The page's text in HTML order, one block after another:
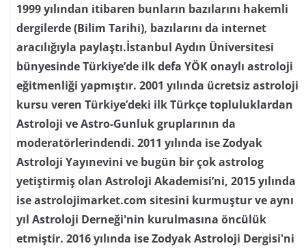
1999 yılından itibaren bunların bazılarını hakemli
dergilerde (Bilim Tarihi), bazılarını da internet
aracılığıyla paylaştı.İstanbul Aydın Üniversitesi
bünyesinde Türkiye’de ilk defa YÖK onaylı astroloji
eğitmenliği yapmıştır. 2001 yılında ücretsiz astroloji
kursu veren Türkiye’deki ilk Türkçe topluluklardan
Astroloji ve Astro-Gunluk gruplarının da
moderatörlerindendi. 2011 yılında ise Zodyak
Astroloji Yayınevini ve bugün bir çok astrolog
yetiştirmiş olan Astroloji Akademisi’ni, 2015 yılında
ise astrolojimarket.com sitesini kurmuştur ve aynı
yıl Astroloji Derneği'nin kurulmasına öncülük
etmiştir. 2016 yılında ise Zodyak Astroloji Dergisi'ni